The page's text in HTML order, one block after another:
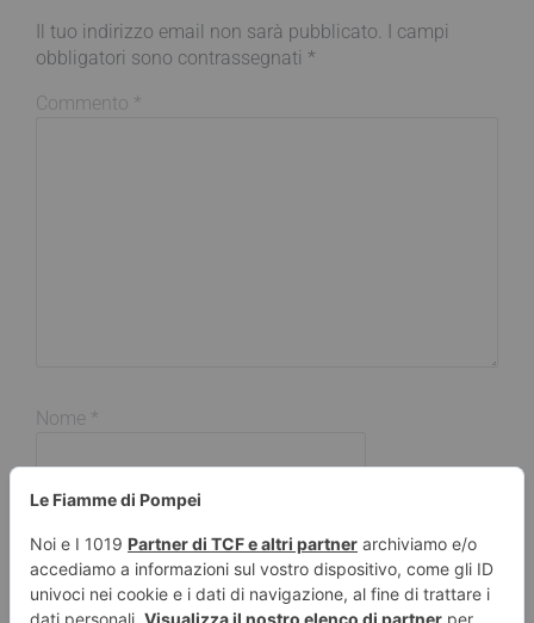
Il tuo indirizzo email non sarà pubblicato.
I campi
obbligatori sono contrassegnati *
Commento *
Nome *
Sito web